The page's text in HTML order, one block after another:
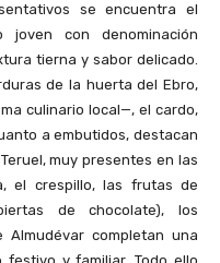
se encuentra el
con denominación
tierna y sabor delicado.
de la huerta del Ebro,
culinario local—, el cardo,
a embutidos, destacan
muy presentes en las
el crespillo, las frutas de
de chocolate), los
completan una